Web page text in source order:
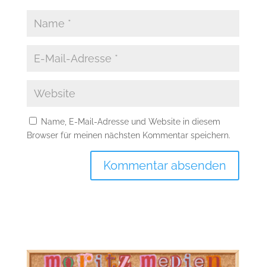
Name, E-Mail-Adresse und Website in diesem
Browser für meinen nächsten Kommentar speichern.